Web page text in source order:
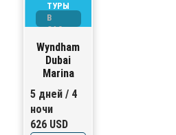
ТУРЫ
В
ОАЭ
Wyndham
Dubai
Marina
5 дней / 4
ночи
626 USD